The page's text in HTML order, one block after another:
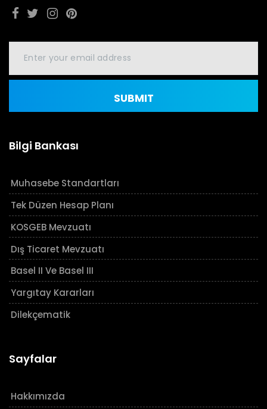
SUBMIT
Bilgi Bankası
Muhasebe Standartları
Tek Düzen Hesap Planı
KOSGEB Mevzuatı
Dış Ticaret Mevzuatı
Basel II Ve Basel III
Yargıtay Kararları
Dilekçematik
Sayfalar
Hakkımızda